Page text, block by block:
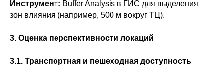
Инструмент: Buffer Analysis в ГИС для выделения
зон влияния (например, 500 м вокруг ТЦ).
3. Оценка перспективности локаций
3.1. Транспортная и пешеходная доступность